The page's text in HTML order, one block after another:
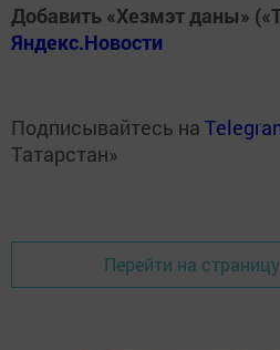
Добавить «Хезмэт даны»
Яндекс.Новости
Подписывайтесь на
Татарстан»
Перейти на